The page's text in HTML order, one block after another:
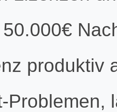
produktiv
Problemen,